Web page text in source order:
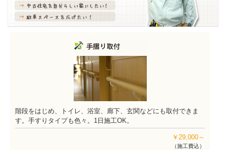
階段をはじめ、トイレ、浴室、廊下、玄関などにも取付できま
す。手すりタイプも色々。1日施工OK。
￥29,000～
（施工費込）